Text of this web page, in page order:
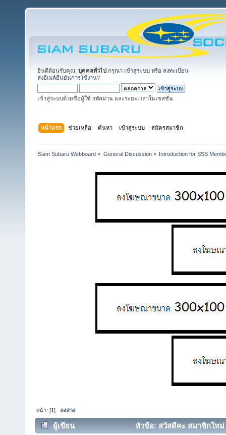
ยินดีต้อนรับคุณ, บุคคลทั่วไป กรุณา เข้าสู่ระบบ หรือ ลงทะเบียน
ส่งอีเมล์ยืนยันการใช้งาน?
เข้าสู่ระบบด้วยชื่อผู้ใช้ รหัสผ่าน และระยะเวลาในเซสชั่น
หน้าแรก ช่วยเหลือ ค้นหา เข้าสู่ระบบ สมัครสมาชิก
Siam Subaru Webboard » General Discussion» Introduction for SSS
หน้า: [1] ลงล่าง
ผู้เขียน หัวข้อ: สวัสดีคะ สมาชิกให